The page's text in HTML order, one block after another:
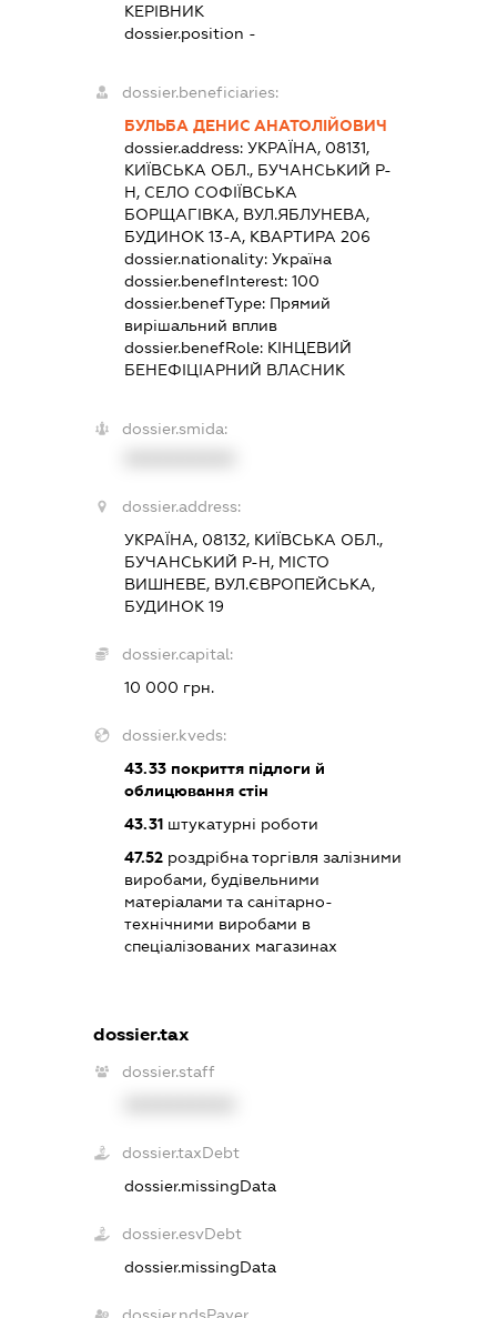
КЕРІВНИК
dossier.position -
dossier.beneficiaries:
БУЛЬБА ДЕНИС АНАТОЛІЙОВИЧ
dossier.address: УКРАЇНА, 08131,
КИЇВСЬКА ОБЛ., БУЧАНСЬКИЙ Р-
Н, СЕЛО СОФІЇВСЬКА
БОРЩАГІВКА, ВУЛ.ЯБЛУНЕВА,
БУДИНОК 13-А, КВАРТИРА 206
dossier.nationality: Україна
dossier.benefInterest: 100
dossier.benefType: Прямий
вирішальний вплив
dossier.benefRole: КІНЦЕВИЙ
БЕНЕФІЦІАРНИЙ ВЛАСНИК
dossier.smida:
dossier.address:
УКРАЇНА, 08132, КИЇВСЬКА ОБЛ.,
БУЧАНСЬКИЙ Р-Н, МІСТО
ВИШНЕВЕ, ВУЛ.ЄВРОПЕЙСЬКА,
БУДИНОК 19
dossier.capital:
10 000 грн.
dossier.kveds:
43.33покриття підлоги й
облицювання стін
43.31штукатурні роботи
47.52роздрібна торгівля залізними
виробами, будівельними
матеріалами та санітарно-
технічними виробами в
спеціалізованих магазинах
dossier.tax
dossier.staff
dossier.taxDebt
dossier.missingData
dossier.esvDebt
dossier.missingData